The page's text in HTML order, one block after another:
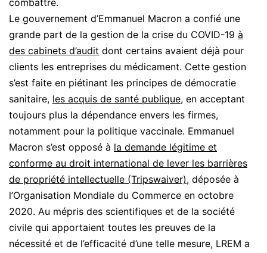
combattre.
Le gouvernement d’Emmanuel Macron a confié une
grande part de la gestion de la crise du COVID-19 à
des cabinets d’audit dont certains avaient déjà pour
clients les entreprises du médicament. Cette gestion
s’est faite en piétinant les principes de démocratie
sanitaire, les acquis de santé publique, en acceptant
toujours plus la dépendance envers les firmes,
notamment pour la politique vaccinale. Emmanuel
Macron s’est opposé à la demande légitime et
conforme au droit international de lever les barrières
de propriété intellectuelle (Tripswaiver), déposée à
l’Organisation Mondiale du Commerce en octobre
2020. Au mépris des scientifiques et de la société
civile qui apportaient toutes les preuves de la
nécessité et de l’efficacité d’une telle mesure, LREM a